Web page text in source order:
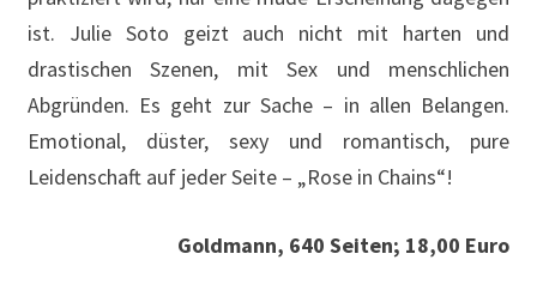
ist. Julie Soto geizt auch nicht mit harten und
drastischen Szenen, mit Sex und menschlichen
Abgründen. Es geht zur Sache – in allen Belangen.
Emotional, düster, sexy und romantisch, pure
Leidenschaft auf jeder Seite – „Rose in Chains“!
Goldmann, 640 Seiten; 18,00 Euro